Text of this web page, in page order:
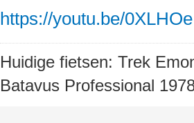
https://youtu.be/
Huidige fietsen: Trek
Batavus Professional